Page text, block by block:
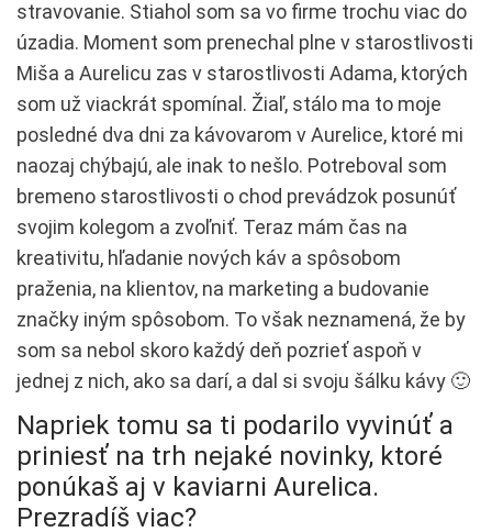
stravovanie. Stiahol som sa vo firme trochu viac do
úzadia. Moment som prenechal plne v starostlivosti
Miša a Aurelicu zas v starostlivosti Adama, ktorých
som už viackrát spomínal. Žiaľ, stálo ma to moje
posledné dva dni za kávovarom v Aurelice, ktoré mi
naozaj chýbajú, ale inak to nešlo. Potreboval som
bremeno starostlivosti o chod prevádzok posunúť
svojim kolegom a zvoľniť. Teraz mám čas na
kreativitu, hľadanie nových káv a spôsobom
praženia, na klientov, na marketing a budovanie
značky iným spôsobom. To však neznamená, že by
som sa nebol skoro každý deň pozrieť aspoň v
jednej z nich, ako sa darí, a dal si svoju šálku kávy 🙂
Napriek tomu sa ti podarilo vyvinúť a
priniesť na trh nejaké novinky, ktoré
ponúkaš aj v kaviarni Aurelica.
Prezradíš viac?